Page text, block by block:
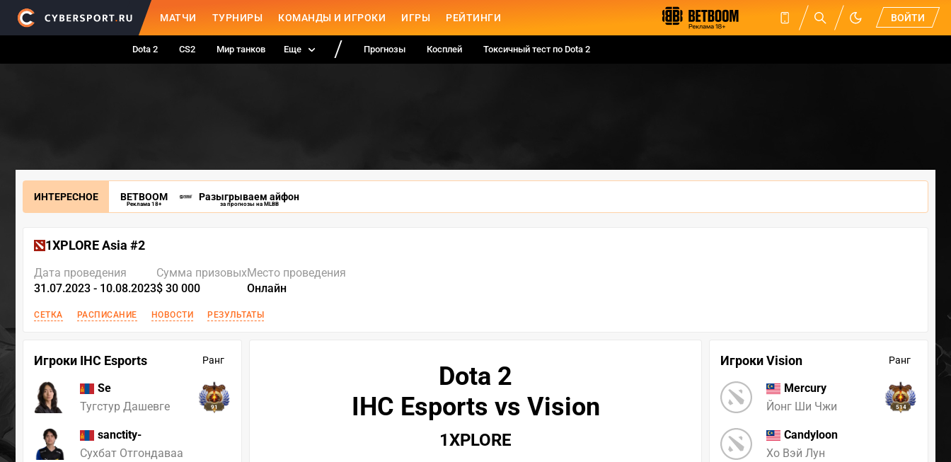
МАТЧИ ТУРНИРЫ КОМАНДЫ И ИГРОКИ ИГРЫ РЕЙТИНГИ ВОЙТИ
Dota 2 CS2 Мир танков Еще Прогнозы Косплей Токсичный тест по Dota 2
ИНТЕРЕСНОЕ BETBOOM
Реклама 18+
Разыгрываем айфон
за прогнозы на MLBB
1XPLORE Asia #2
Дата проведения
31.07.2023 - 10.08.2023
Сумма призовых
$ 30 000
Место проведения
Онлайн
СЕТКА РАСПИСАНИЕ НОВОСТИ РЕЗУЛЬТАТЫ
Игроки IHC Esports Ранг
Se
Тугстур Дашевге
91
sanctity-
Сухбат Отгондаваа
Игроки Vision Ранг
Mercury
Йонг Ши Чжи
514
Candyloon
Хо Вэй Лун
Dota 2
IHC Esports vs Vision
1XPLORE